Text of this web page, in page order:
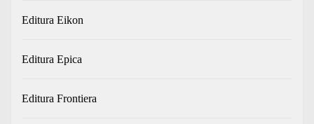
Editura Eikon
Editura Epica
Editura Frontiera